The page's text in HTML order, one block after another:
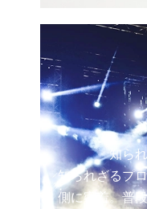
知ら
知られざるプ
側に密着。普